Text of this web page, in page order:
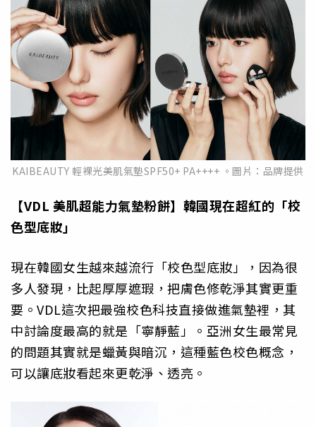
KAIBEAUTY 輕裸光美肌氣墊SPF50+ PA++++ 。圖片：品牌提供
【VDL 美肌超能力氣墊粉餅】韓國現在超紅的「校
色型底妝」
現在韓國女生越來越流行「校色型底妝」，因為很
多人發現，比起厚厚遮瑕，把膚色修乾淨其實更重
要。VDL這次把最強校色科技直接做進氣墊裡，其
中討論度最高的就是「寧靜藍」。亞洲女生最常見
的問題其實就是蠟黃與暗沉，這種藍色校色概念，
可以讓底妝看起來更乾淨、透亮。